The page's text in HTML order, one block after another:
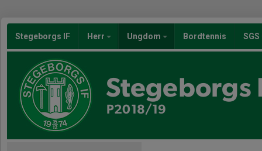
Stegeborgs IF Herr Ungdom Bordtennis SGS
Stegeborgs
P2018/19